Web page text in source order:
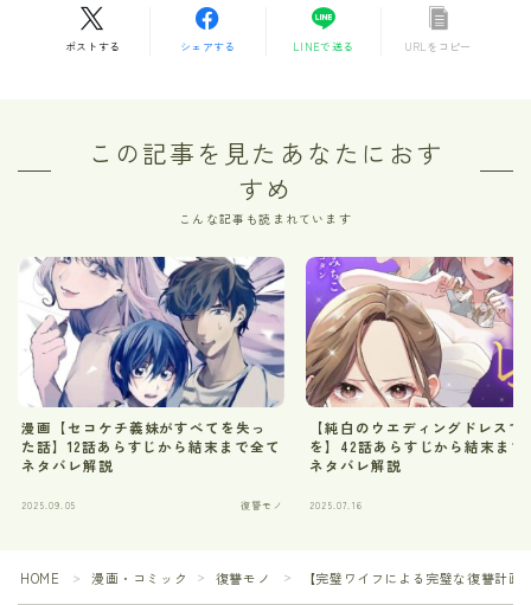
ポストする シェアする LINEで送る URLをコピー
この記事を見たあなたにおす
すめ
こんな記事も読まれています
漫画【セコケチ義妹がすべてを失っ
た話】12話あらすじから結末まで全て
ネタバレ解説
2025.09.05 復讐モノ
【純白のウエディングドレスで
を】42話あらすじから結末まで
ネタバレ解説
2025.07.16
HOME ＞ 漫画・コミック ＞ 復讐モノ ＞ 【完璧ワイフによる完璧な復讐計